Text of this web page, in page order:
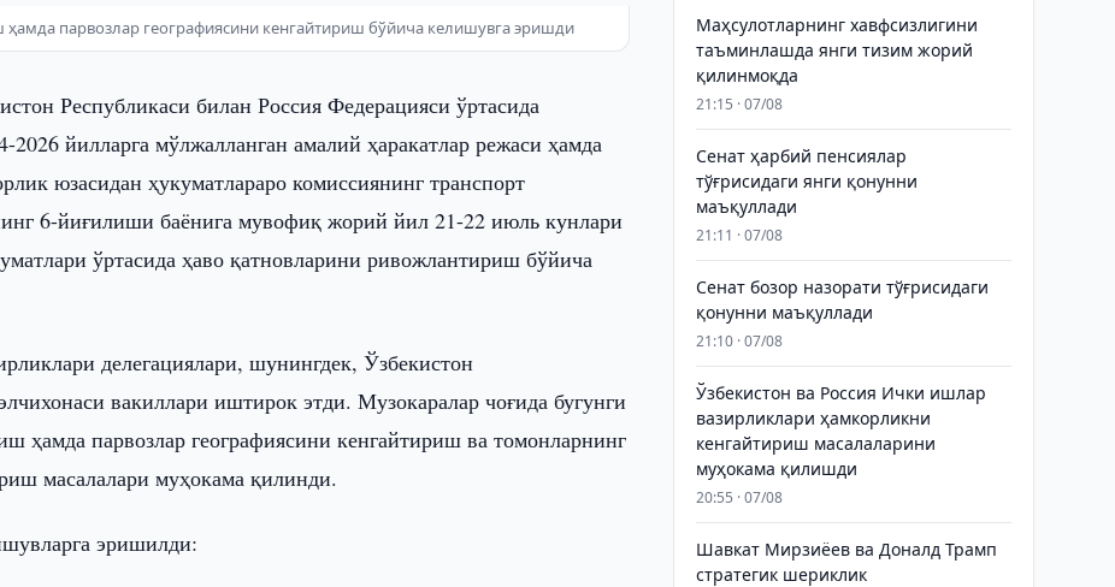
парвозлар географиясини кенгайтириш бўйича келишувга эришди
Республикаси билан Россия Федерацияси ўртасида
2026 йилларга мўлжалланган амалий ҳаракатлар режаси ҳамда
юзасидан ҳукуматлараро комиссиянинг транспорт
6-йиғилиши баёнига мувофиқ жорий йил 21-22 июль кунлари
ўртасида ҳаво қатновларини ривожлантириш бўйича
делегациялари, шунингдек, Ўзбекистон
вакиллари иштирок этди. Музокаралар чоғида бугунги
ҳамда парвозлар географиясини кенгайтириш ва томонларнинг
масалалари муҳокама қилинди.
эришилди:
Маҳсулотларнинг хавфсизлигини
таъминлашда янги тизим жорий
қилинмоқда
21:15 · 07/08
Сенат ҳарбий пенсиялар
тўғрисидаги янги қонунни
маъқуллади
21:11 · 07/08
Сенат бозор назорати тўғрисидаги
қонунни маъқуллади
21:10 · 07/08
Ўзбекистон ва Россия Ички ишлар
вазирликлари ҳамкорликни
кенгайтириш масалаларини
муҳокама қилишди
20:55 · 07/08
Шавкат Мирзиёев ва Доналд Трамп
стратегик шериклик